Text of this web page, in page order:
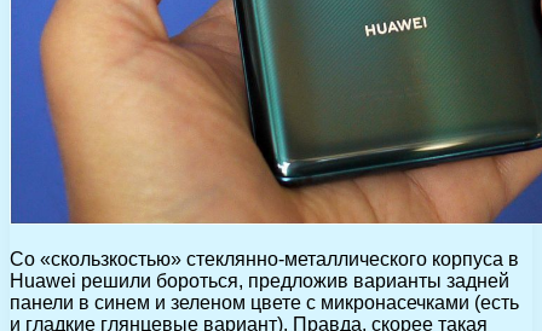
Со «скользкостью» стеклянно-металлического корпуса в
Huawei решили бороться, предложив варианты задней
панели в синем и зеленом цвете с микронасечками (есть
и гладкие глянцевые вариант). Правда, скорее такая